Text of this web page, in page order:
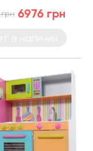
(312308)
6976 грн